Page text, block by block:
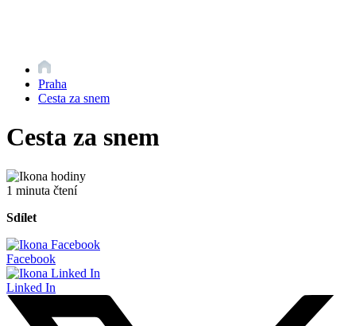
Praha
Cesta za snem
Cesta za snem
1 minuta čtení
Sdílet
Facebook
Linked In